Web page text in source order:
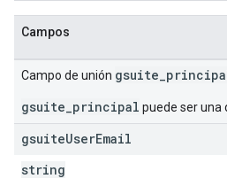
Campos
Campo de unión
gsuite_principal puede ser una
gsuiteUserEmail
string